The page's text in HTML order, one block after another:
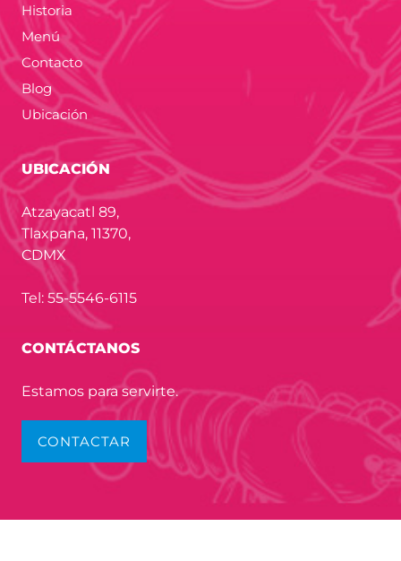
Historia
Menú
Contacto
Blog
Ubicación
UBICACIÓN
Atzayacatl 89,
Tlaxpana, 11370,
CDMX
Tel: 55-5546-6115
CONTÁCTANOS
Estamos para servirte.
CONTACTAR